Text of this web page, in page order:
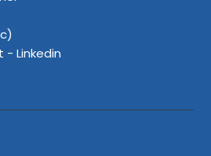
- Linkedin